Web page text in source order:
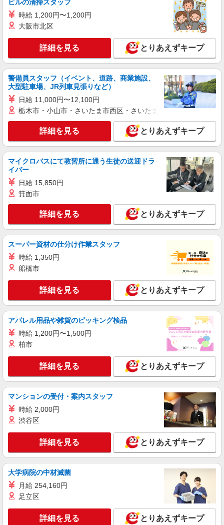
ビルの清掃スタッフ
時給 1,200円〜1,200円
大阪市北区
詳細を見る とりあえずキープ
警備員スタッフ（イベント、道路、商業施設、
大型駐車場、JR列車見張りなど）
日給 11,000円〜12,100円
栃木市・小山市・さいたま市西区・さいたま市岩槻区・久喜市・
詳細を見る とりあえずキープ
マイクロバスにて教習所に通う生徒の送迎ドラ
イバー
日給 15,850円
箕面市
詳細を見る とりあえずキープ
スーパー資材の仕分け作業スタッフ
時給 1,350円
船橋市
詳細を見る とりあえずキープ
アパレル用品や雑貨のピッキング検品
時給 1,200円〜1,500円
柏市
詳細を見る とりあえずキープ
マンションの受付・案内スタッフ
時給 2,000円
渋谷区
詳細を見る とりあえずキープ
大学病院の中材滅菌
月給 254,160円
足立区
詳細を見る とりあえずキープ